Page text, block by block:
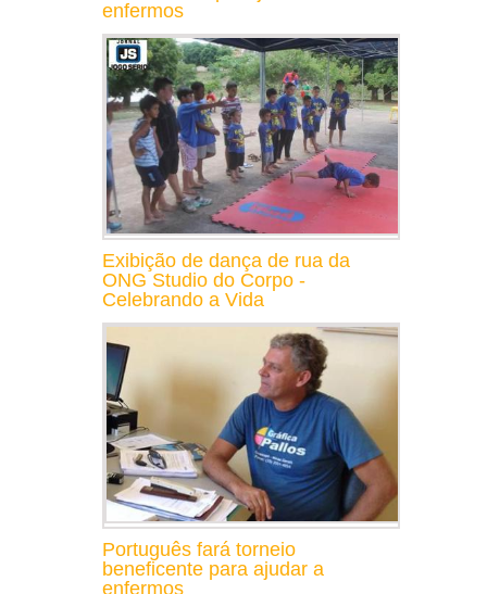
enfermos
Exibição de dança de rua da
ONG Studio do Corpo -
Celebrando a Vida
Português fará torneio
beneficente para ajudar a
enfermos